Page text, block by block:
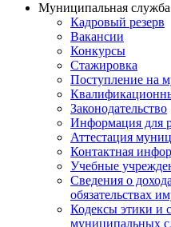
Муниципальная служба
Кадровый резерв
Вакансии
Конкурсы
Стажировка
Поступление на
Законодательство
Информация для
Аттестация
Контактная
Учебные
Сведения о
обязательствах
Кодексы этики и
муниципальных